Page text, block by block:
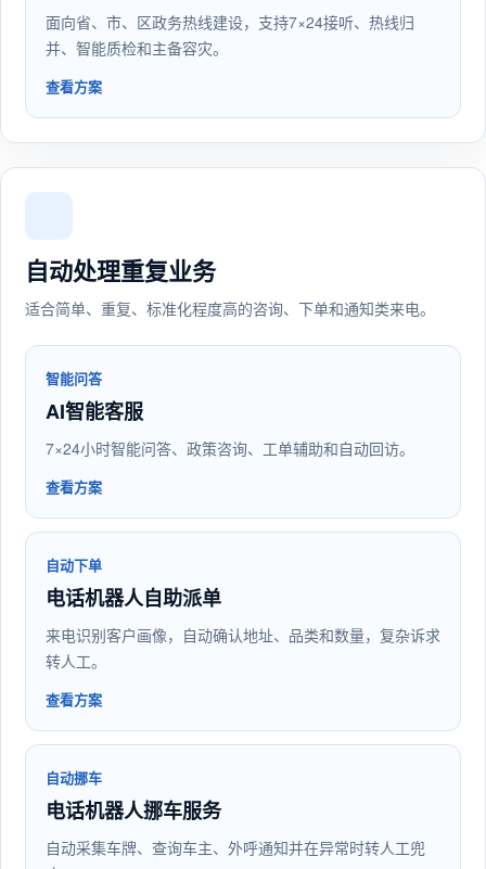
面向省、市、区政务热线建设，支持7×24接听、热线归
并、智能质检和主备容灾。
查看方案
自动处理重复业务
适合简单、重复、标准化程度高的咨询、下单和通知类来电。
智能问答
AI智能客服
7×24小时智能问答、政策咨询、工单辅助和自动回访。
查看方案
自动下单
电话机器人自助派单
来电识别客户画像，自动确认地址、品类和数量，复杂诉求
转人工。
查看方案
自动挪车
电话机器人挪车服务
自动采集车牌、查询车主、外呼通知并在异常时转人工兜